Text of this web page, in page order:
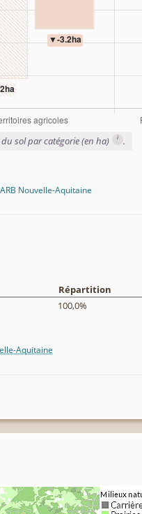
sol par catégorie (en ha) i .
Nouvelle-Aquitaine
Répartition
100,0%
Aquitaine